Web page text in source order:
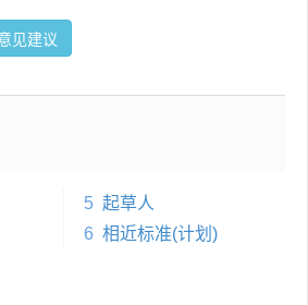
见建议
5 起草人
6 相近标准(计划)